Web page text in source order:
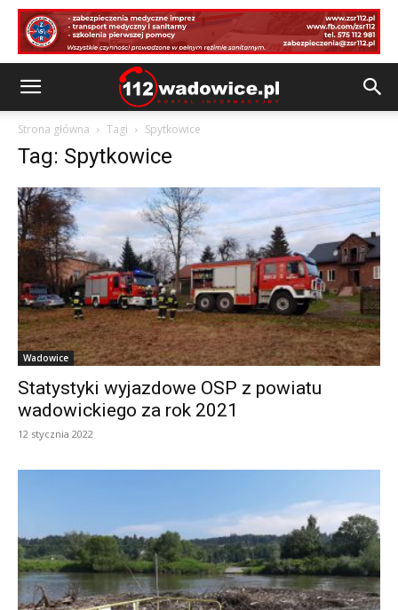
Strona główna Tagi Spytkowice
Tag: Spytkowice
Wadowice
Statystyki wyjazdowe OSP z powiatu
wadowickiego za rok 2021
12 stycznia 2022